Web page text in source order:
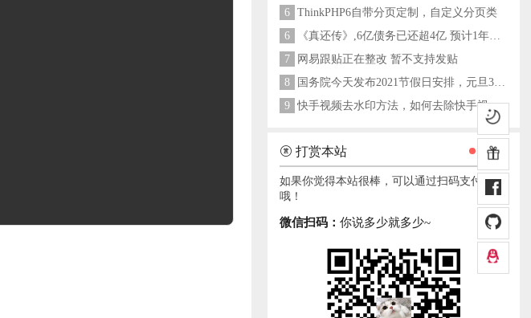
6
ThinkPHP6自带分页定制，自定义分页类
6
《真还传》,6亿债务已还超4亿 预计1年多之内就能还清
7
网易跟贴正在整改 暂不支持发贴
8
国务院今天发布2021节假日安排，元旦3天，春节7天，劳动节5天
9
快手视频去水印方法，如何去除快手视频水印
打赏本站
如果你觉得本站很棒，可以通过扫码支付打赏
哦！
微信扫码： 你说多少就多少~